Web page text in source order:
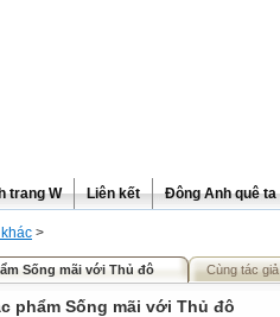
trang W Liên kết Đông Anh quê ta
>
Sống mãi với Thủ đô Cùng tác giả
phẩm Sống mãi với Thủ đô